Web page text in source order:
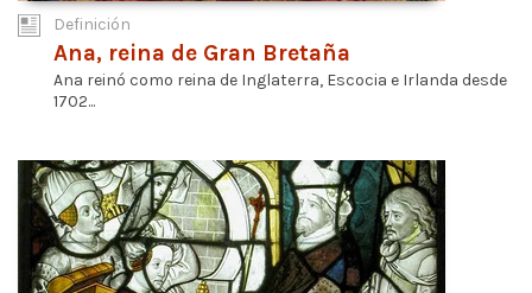
Definición
Ana, reina de Gran Bretaña
Ana reinó como reina de Inglaterra, Escocia e Irlanda desde
1702...